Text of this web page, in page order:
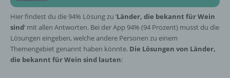
Hier findest du die 94% Lösung zu ‘Länder, die bekannt für Wein
sind‘ mit allen Antworten. Bei der App 94% (94 Prozent) musst du die
Lösungen eingeben, welche andere Personen zu einem
Themengebiet genannt haben könnte. Die Lösungen von Länder,
die bekannt für Wein sind lauten: